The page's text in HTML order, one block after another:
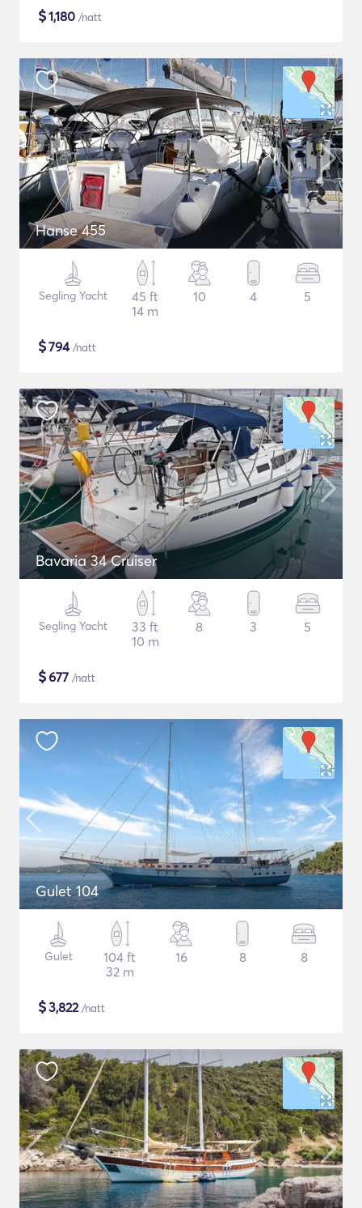
$1,180 /natt
Hanse 455
Segling Yacht
45 ft
14 m
10 4 5
$794/natt
Bavaria 34 Cruiser
Segling Yacht
33 ft
10 m
8 3 5
$677 /natt
Gulet 104
Gulet
104 ft
32 m
16 8 8
$3,822/natt